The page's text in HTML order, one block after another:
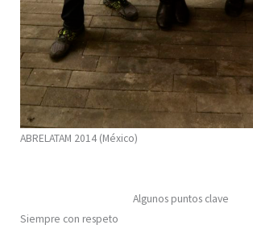
ABRELATAM 2014 (México)
Algunos puntos clave
Siempre con respeto